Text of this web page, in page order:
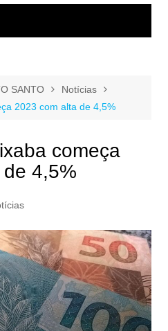
SANTO
Notícias
2023 com alta de 4,5%
começa
4,5%